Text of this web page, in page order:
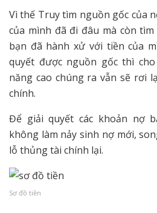
Vì thế Truy tìm nguồn gốc của
của mình đã đi đâu mà còn
bạn đã hành xử với tiền của
quyết được nguồn gốc thì
năng cao chúng ra vẫn sẽ rơi
chính.
Để giải quyết các khoản nợ
không làm nảy sinh nợ mới,
lỗ thủng tài chính lại.
Sơ đồ tiền